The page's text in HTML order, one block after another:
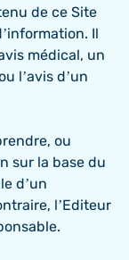
de ce Site
Il
médical, un
l’avis d’un
ou
sur la base du
d’un
l’Editeur